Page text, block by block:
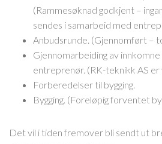
(Rammesøknad godkjent –
sendes i samarbeid med
Anbudsrunde. (Gjennomført –
Gjennomarbeiding av innkomne
entreprenør. (RK-teknikk AS
Forberedelser til bygging.
Bygging. (Foreløpig forventet
Det vil i tiden fremover bli sendt ut